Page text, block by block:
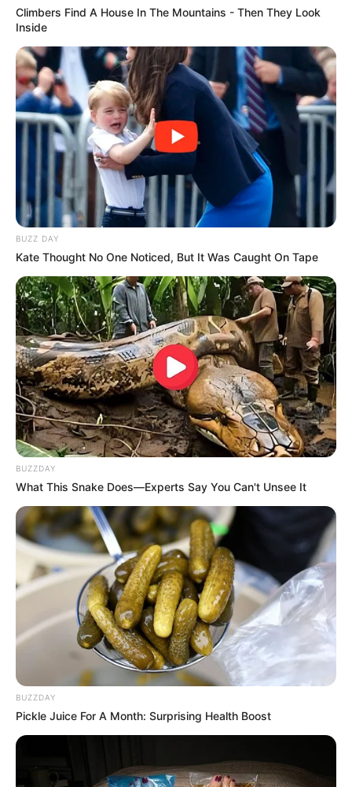
Climbers Find A House In The Mountains - Then They Look
Inside
BUZZ DAY
Kate Thought No One Noticed, But It Was Caught On Tape
BUZZDAY
What This Snake Does—Experts Say You Can't Unsee It
BUZZDAY
Pickle Juice For A Month: Surprising Health Boost